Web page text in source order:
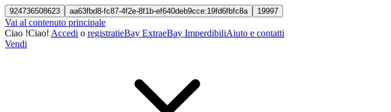
924736508623 aa63fbd8-fc87-4f2e-8f1b-ef640deb9cce:19fd6fbfc8a 19997
Vai al contenuto principale
Ciao !Ciao! Accedi o registratieBay ExtraeBay ImperdibiliAiuto e contatti
Vendi